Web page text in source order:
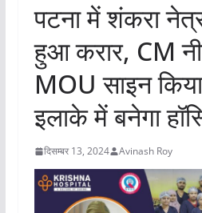
पटना में शंकरा
हुआ करार, CM
MOU साइन
इलाके में बनेगा
दिसम्बर 13, 2024 Avinash Roy